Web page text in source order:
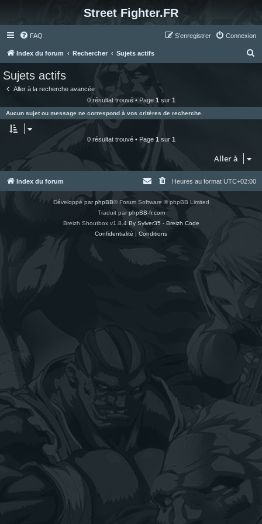
Street Fighter.FR
FAQ Connexion
S’enregistrer
Index du forum Rechercher Sujets actifs
e
r
Sujets actifs
Aller à la recherche avancée
0 résultat trouvé • Page 1 sur 1
Aucun sujet ou message ne correspond à vos critères de recherche.
0 résultat trouvé • Page 1 sur 1
Aller à
Index du forum Heures au format UTC+02:00
Développé parphpBB® Forum Software © phpBB Limited
Traduit parphpBB-fr.com
Breizh Shoutbox v1.8.4 By Sylver35 - Breizh Code
Confidentialité | Conditions